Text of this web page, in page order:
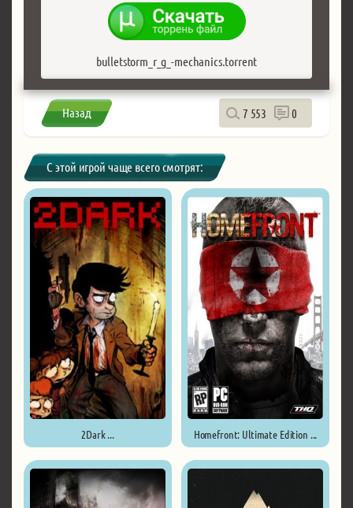
bulletstorm_r_g_-mechanics.torrent
Назад 7 553 0
С этой игрой чаще всего смотрят:
2Dark ... Homefront: Ultimate Edition ...